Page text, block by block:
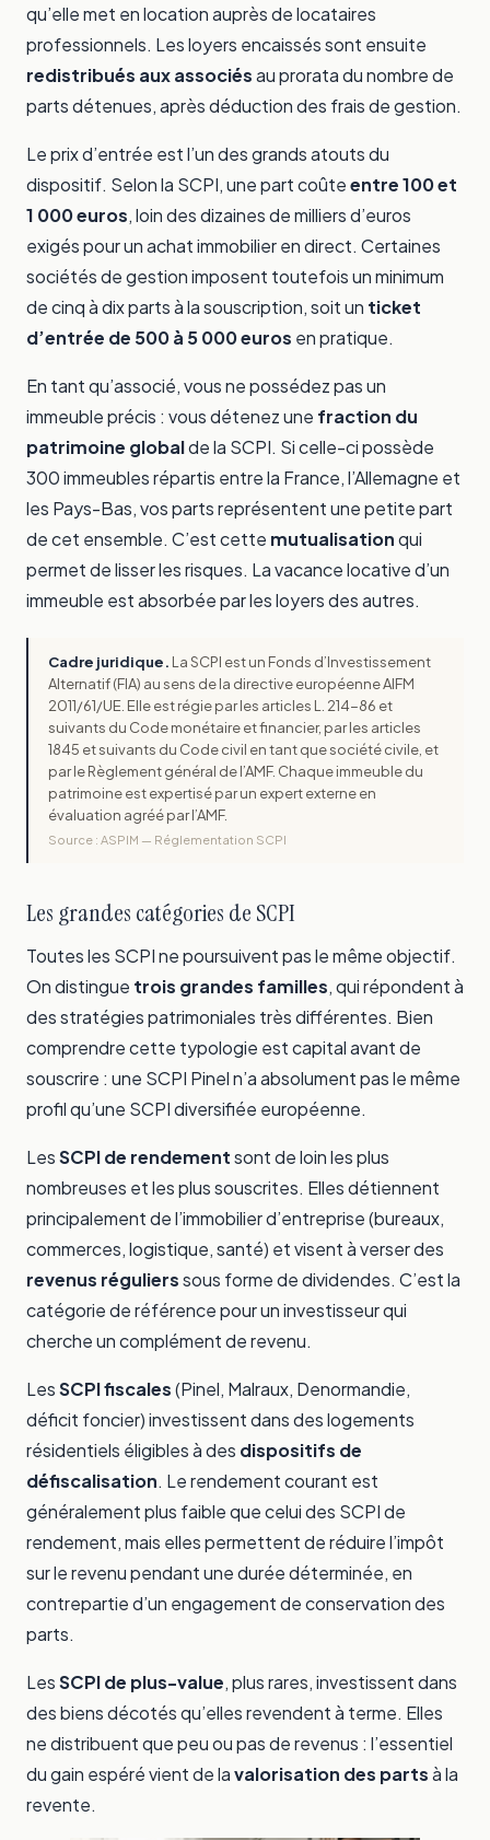
qu’elle met en location auprès de locataires
professionnels. Les loyers encaissés sont ensuite
redistribués aux associésau prorata du nombre de
parts détenues, après déduction des frais de gestion.
Le prix d’entrée est l’un des grands atouts du
dispositif. Selon la SCPI, une part coûteentre 100 et
1 000 euros, loin des dizaines de milliers d’euros
exigés pour un achat immobilier en direct. Certaines
sociétés de gestion imposent toutefois un minimum
de cinq à dix parts à la souscription, soit un ticket
d’entrée de 500 à 5 000 euros en pratique.
En tant qu’associé, vous ne possédez pas un
immeuble précis : vous détenez une fraction du
patrimoine globalde la SCPI. Si celle-ci possède
300 immeubles répartis entre la France, l’Allemagne et
les Pays-Bas, vos parts représentent une petite part
de cet ensemble. C’est cette mutualisationqui
permet de lisser les risques. La vacance locative d’un
immeuble est absorbée par les loyers des autres.
Cadre juridique. La SCPI est un Fonds d’Investissement
Alternatif (FIA) au sens de la directive européenne AIFM
2011/61/UE. Elle est régie par les articles L. 214-86 et
suivants du Code monétaire et financier, par les articles
1845 et suivants du Code civil en tant que société civile, et
par le Règlement général de l’AMF. Chaque immeuble du
patrimoine est expertisé par un expert externe en
évaluation agréé par l’AMF.
Source : ASPIM — Réglementation SCPI
Les grandes catégories de SCPI
Toutes les SCPI ne poursuivent pas le même objectif.
On distingue trois grandes familles, qui répondent à
des stratégies patrimoniales très différentes. Bien
comprendre cette typologie est capital avant de
souscrire : une SCPI Pinel n’a absolument pas le même
profil qu’une SCPI diversifiée européenne.
LesSCPI de rendementsont de loin les plus
nombreuses et les plus souscrites. Elles détiennent
principalement de l’immobilier d’entreprise (bureaux,
commerces, logistique, santé) et visent à verser des
revenus régulierssous forme de dividendes. C’est la
catégorie de référence pour un investisseur qui
cherche un complément de revenu.
LesSCPI fiscales(Pinel, Malraux, Denormandie,
déficit foncier) investissent dans des logements
résidentiels éligibles à des dispositifs de
défiscalisation. Le rendement courant est
généralement plus faible que celui des SCPI de
rendement, mais elles permettent de réduire l’impôt
sur le revenu pendant une durée déterminée, en
contrepartie d’un engagement de conservation des
parts.
LesSCPI de plus-value, plus rares, investissent dans
des biens décotés qu’elles revendent à terme. Elles
ne distribuent que peu ou pas de revenus : l’essentiel
du gain espéré vient de lavalorisation des partsà la
revente.